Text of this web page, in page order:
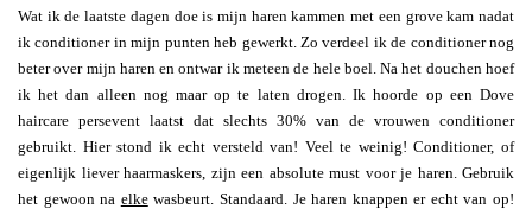
Wat ik de laatste dagen doe is mijn haren kammen met een grove kam nadat
ik conditioner in mijn punten heb gewerkt. Zo verdeel ik de conditioner nog
beter over mijn haren en ontwar ik meteen de hele boel. Na het douchen hoef
ik het dan alleen nog maar op te laten drogen. Ik hoorde op een Dove
haircare persevent laatst dat slechts 30% van de vrouwen conditioner
gebruikt. Hier stond ik echt versteld van! Veel te weinig! Conditioner, of
eigenlijk liever haarmaskers, zijn een absolute must voor je haren. Gebruik
het gewoon na elkewasbeurt. Standaard. Je haren knappen er echt van op!